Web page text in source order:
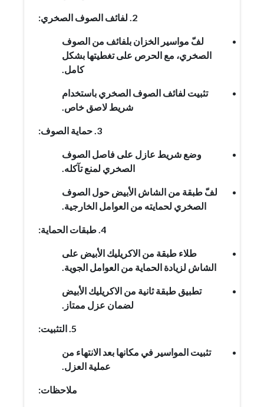
2. لفائف الصوف الصخري:
لفّ مواسير الخزان بلفائف من الصوف
الصخري، مع الحرص على تغطيتها بشكل
كامل.
تثبيت لفائف الصوف الصخري باستخدام
شريط لاصق خاص.
3. حماية الصوف:
وضع شريط عازل على فاصل الصوف
الصخري لمنع تآكله.
لفّ طبقة من الشاش الأبيض حول الصوف
الصخري لحمايته من العوامل الخارجية.
4. طبقات الحماية:
طلاء طبقة من الاكريليك الأبيض على
الشاش لزيادة الحماية من العوامل الجوية.
تطبيق طبقة ثانية من الاكريليك الأبيض
لضمان عزل ممتاز.
5. التثبيت:
تثبيت المواسير في مكانها بعد الانتهاء من
عملية العزل.
ملاحظات: